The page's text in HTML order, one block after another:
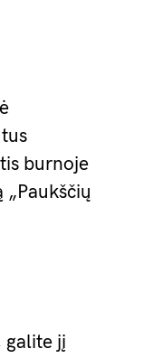
burnoje
galite jį